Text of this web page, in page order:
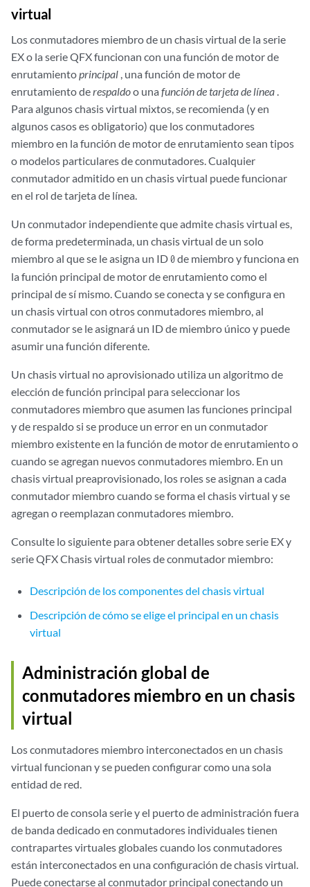
virtual
Los conmutadores miembro de un chasis virtual de la serie
EX o la serie QFX funcionan con una función de motor de
enrutamientoprincipal , una función de motor de
enrutamiento derespaldoo una función de tarjeta de línea .
Para algunos chasis virtual mixtos, se recomienda (y en
algunos casos es obligatorio) que los conmutadores
miembro en la función de motor de enrutamiento sean tipos
o modelos particulares de conmutadores. Cualquier
conmutador admitido en un chasis virtual puede funcionar
en el rol de tarjeta de línea.
Un conmutador independiente que admite chasis virtual es,
de forma predeterminada, un chasis virtual de un solo
miembro al que se le asigna un ID0de miembro y funciona en
la función principal de motor de enrutamiento como el
principal de sí mismo. Cuando se conecta y se configura en
un chasis virtual con otros conmutadores miembro, al
conmutador se le asignará un ID de miembro único y puede
asumir una función diferente.
Un chasis virtual no aprovisionado utiliza un algoritmo de
elección de función principal para seleccionar los
conmutadores miembro que asumen las funciones principal
y de respaldo si se produce un error en un conmutador
miembro existente en la función de motor de enrutamiento o
cuando se agregan nuevos conmutadores miembro. En un
chasis virtual preaprovisionado, los roles se asignan a cada
conmutador miembro cuando se forma el chasis virtual y se
agregan o reemplazan conmutadores miembro.
Consulte lo siguiente para obtener detalles sobre serie EX y
serie QFX Chasis virtual roles de conmutador miembro:
Descripción de los componentes del chasis virtual
Descripción de cómo se elige el principal en un chasis
virtual
Administración global de
conmutadores miembro en un chasis
virtual
Los conmutadores miembro interconectados en un chasis
virtual funcionan y se pueden configurar como una sola
entidad de red.
El puerto de consola serie y el puerto de administración fuera
de banda dedicado en conmutadores individuales tienen
contrapartes virtuales globales cuando los conmutadores
están interconectados en una configuración de chasis virtual.
Puede conectarse al conmutador principal conectando un